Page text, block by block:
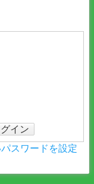
グイン
スワードを設定